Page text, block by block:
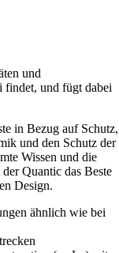
und
findet, und fügt dabei
in Bezug auf Schutz,
und den Schutz der
Wissen und die
Quantic das Beste
Design.
ähnlich wie bei